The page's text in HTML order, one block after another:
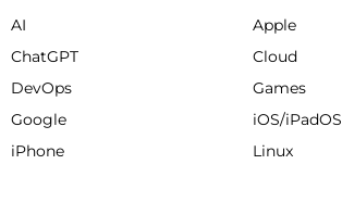
AI
Apple
ChatGPT
Cloud
DevOps
Games
Google
iOS/iPadOS
iPhone
Linux